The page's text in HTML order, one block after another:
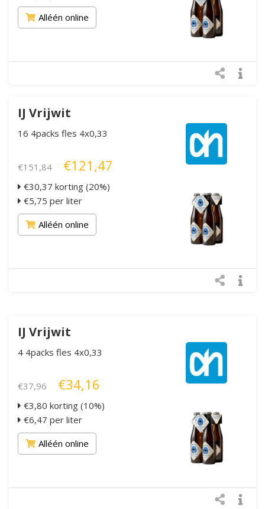
Alléén online
IJ Vrijwit
16 4packs fles 4x0,33
€151,84 €121,47
€30,37 korting (20%)
€5,75 per liter
Alléén online
IJ Vrijwit
4 4packs fles 4x0,33
€37,96 €34,16
€3,80 korting (10%)
€6,47 per liter
Alléén online